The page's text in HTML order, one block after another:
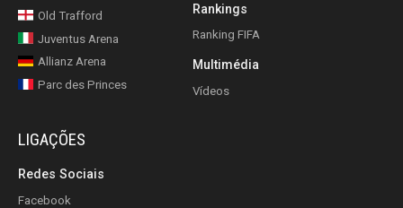
Old Trafford
Juventus Arena
Allianz Arena
Parc des Princes
Rankings
Ranking FIFA
Multimédia
Vídeos
LIGAÇÕES
Redes Sociais
Facebook